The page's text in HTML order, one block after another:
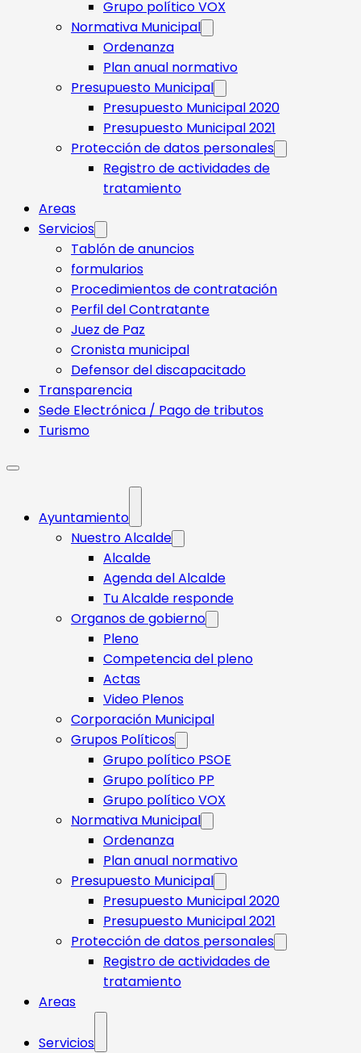
Grupo político VOX
Normativa Municipal
Ordenanza
Plan anual normativo
Presupuesto Municipal
Presupuesto Municipal 2020
Presupuesto Municipal 2021
Protección de datos personales
Registro de actividades de
tratamiento
Areas
Servicios
Tablón de anuncios
formularios
Procedimientos de contratación
Perfil del Contratante
Juez de Paz
Cronista municipal
Defensor del discapacitado
Transparencia
Sede Electrónica / Pago de tributos
Turismo
Ayuntamiento
Nuestro Alcalde
Alcalde
Agenda del Alcalde
Tu Alcalde responde​
Organos de gobierno
Pleno
Competencia del pleno
Actas
Video Plenos
Corporación Municipal
Grupos Políticos
Grupo político PSOE
Grupo político PP
Grupo político VOX
Normativa Municipal
Ordenanza
Plan anual normativo
Presupuesto Municipal
Presupuesto Municipal 2020
Presupuesto Municipal 2021
Protección de datos personales
Registro de actividades de
tratamiento
Areas
Servicios